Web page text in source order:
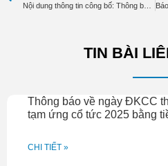
Về kết quả kinh doanh, NTL
thuần 485 tỷ đồng, gấp 2.3 lần
đồng, gấp 3.4 lần năm trước.
năm qua, Công ty ghi nhận
– thành phố Hạ Long, đồng
TIN BÀI
Thông báo về ngày ĐKCC
tạm ứng cổ tức 2025 bằng
CHI TIẾT »